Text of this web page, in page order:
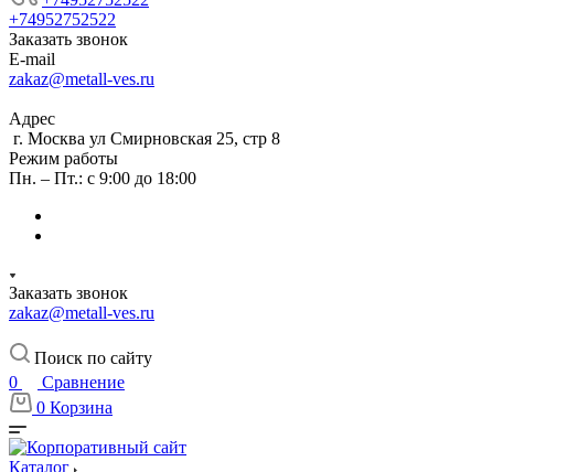
+74952752522
Заказать звонок
E-mail
zakaz@metall-ves.ru
Адрес
г. Москва ул Смирновская 25, стр 8
Режим работы
Пн. – Пт.: с 9:00 до 18:00
Заказать звонок
zakaz@metall-ves.ru
Поиск по сайту
0
Сравнение
0 Корзина
Каталог